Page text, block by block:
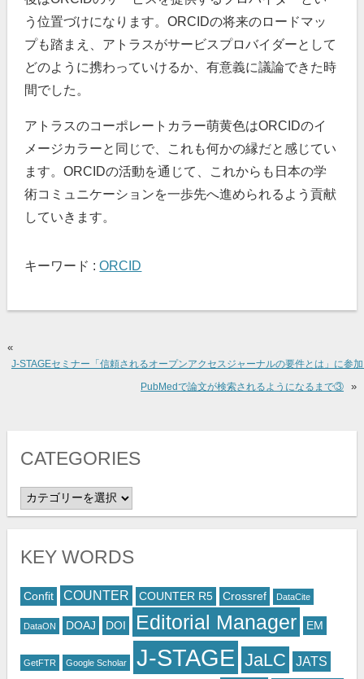
う位置づけになります。ORCIDの将来のロードマッ
プも踏まえ、アトラスがサービスプロバイダーとして
どのように携わっていけるか、有意義に議論できた時
間でした。
アトラスのコーポレートカラー萌黄色はORCIDのイ
メージカラーと同じで、これも何かの縁だと感じてい
ます。ORCIDの活動を通じて、これからも日本の学
術コミュニケーションを一歩先へ進められるよう貢献
していきます。
キーワード :ORCID
«
J-STAGEセミナー「信頼されるオープンアクセスジャーナルの要件とは」に参
PubMedで論文が検索されるようになるまで③ »
CATEGORIES
CATEGORIES
KEY WORDS
Confit COUNTER COUNTER R5 Crossref DataCite
DataON DOAJ DOI Editorial Manager EM
GetFTR Google Scholar J-STAGE JaLC JATS